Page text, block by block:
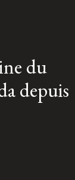
du
depuis